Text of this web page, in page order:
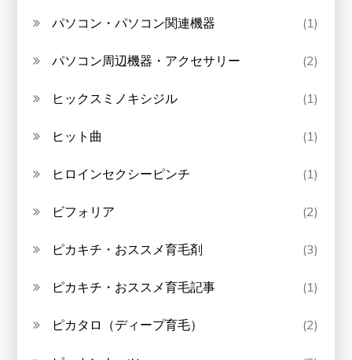
パソコン・パソコン関連機器 (1)
パソコン周辺機器・アクセサリー (2)
ヒックスミノキシジル (1)
ヒット曲 (1)
ヒロインセクシーピンチ (1)
ビフォリア (2)
ピカキチ・おススメ育毛剤 (3)
ピカキチ・おススメ育毛記事 (1)
ピカタロ（ディープ育毛） (2)